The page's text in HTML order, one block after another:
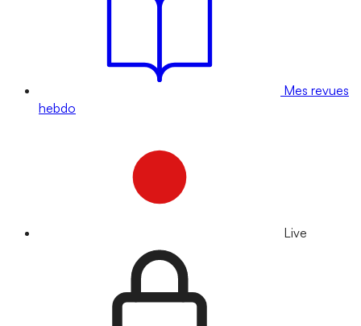
Mes revues
hebdo
Live